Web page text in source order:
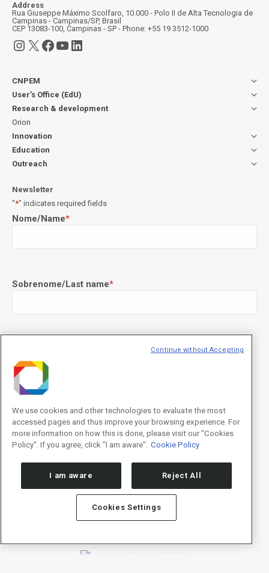
Address
Rua Giuseppe Máximo Scolfaro, 10.000 - Polo II de Alta Tecnologia de
Campinas - Campinas/SP, Brasil
CEP 13083-100, Campinas - SP - Phone: +55 19 3512-1000
Instagram
X Facebook
YouTube
LinkedIn
CNPEM
User’s Office (EdU)
Research & development
Orion
Innovation
Education
Outreach
Newsletter
"*" indicates required fields
Nome/Name*
Sobrenome/Last name*
Declaração de consentimento*
Concordo com os termos de uso descritos na Política de
Privacidade/I agree to the terms of use described in thePrivacy
Policy.
We use cookies and other technologies to evaluate the most
accessed pages and thus improve your browsing experience. For
more information on how this is done, please visit our "Cookies
Policy". If you agree, click "I am aware". Cookie Policy
I am aware Reject All
Cookies Settings
Continue without Accepting